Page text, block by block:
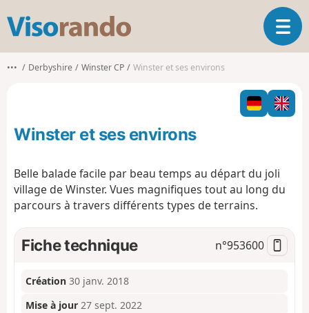
s
o
o
O
u
i
r
l
i
t
••• Derbyshire Winster CP Winster et ses environs
Winster et ses environs
Belle balade facile par beau temps au départ du joli
village de Winster. Vues magnifiques tout au long du
parcours à travers différents types de terrains.
Fiche technique n°953600
Création 30 janv. 2018
Mise à jour 27 sept. 2022